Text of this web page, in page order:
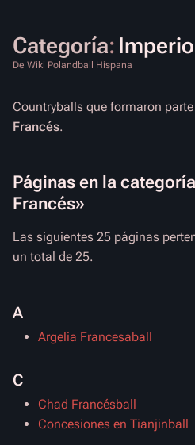
Categoría:
De Wiki Polandball Hispana
Countryballs que formaron
Francés.
Páginas en la
Francés»
Las siguientes 25 páginas
un total de 25.
A
Argelia Francesaball
C
Chad Francésball
Concesiones en Tianjinball